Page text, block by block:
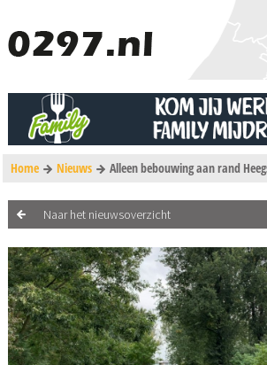
Home Nieuws Alleen bebouwing aan rand
Naar het nieuwsoverzicht